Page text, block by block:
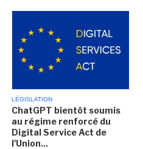
LÉGISLATION
ChatGPT bientôt soumis
au régime renforcé du
Digital Service Act de
l'Union...